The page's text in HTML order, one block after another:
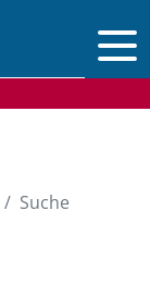
Suche